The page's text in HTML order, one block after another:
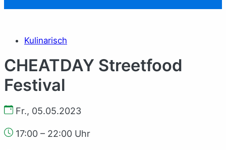
Kulinarisch
CHEATDAY Streetfood
Festival
Fr., 05.05.2023
17:00 – 22:00 Uhr